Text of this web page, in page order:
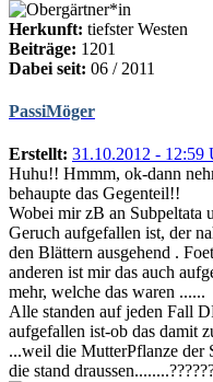
Herkunft: tiefster Westen
Beiträge: 1201
Dabei seit: 06 / 2011
PassiMöger
Erstellt: 31.10.2012 - 12:59
Huhu!! Hmmm, ok-dann
behaupte das Gegenteil!!
Wobei mir zB an Subpeltata
Geruch aufgefallen ist, der
den Blättern ausgehend .
anderen ist mir das auch
mehr, welche das waren ......
Alle standen auf jeden Fall
aufgefallen ist-ob das damit
...weil die MutterPflanze der
die stand